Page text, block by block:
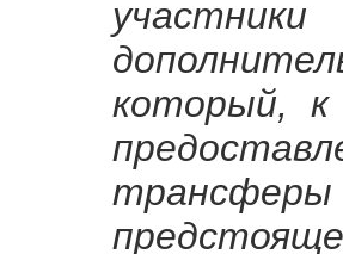
который, к